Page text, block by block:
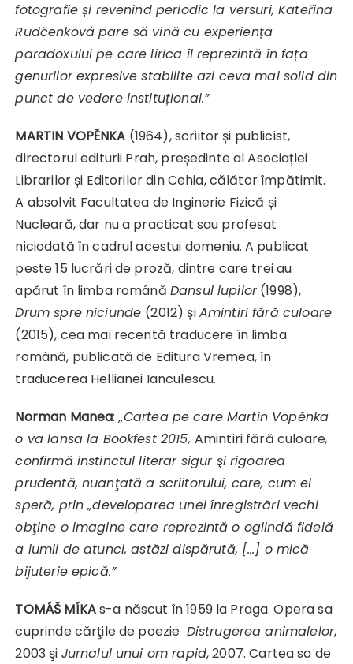
fotografie și revenind periodic la versuri, Kateřina
Rudčenkovápare să vină cu experiența
paradoxului pe care lirica îl reprezintă în fața
genurilor expresive stabilite azi ceva mai solid din
punct de vedere instituțional.”
MARTIN VOPĚNKA (1964), scriitor și publicist,
directorul editurii Prah, președinte al Asociației
Librarilor și Editorilor din Cehia, călător împătimit.
A absolvit Facultatea de Inginerie Fizică și
Nucleară, dar nu a practicat sau profesat
niciodată în cadrul acestui domeniu. A publicat
peste 15 lucrări de proză, dintre care trei au
apărut în limba română Dansul lupilor(1998),
Drum spre niciunde (2012) șiAmintiri fără culoare
(2015), cea mai recentă traducere în limba
română, publicată de Editura Vremea, în
traducerea Hellianei Ianculescu.
Norman Manea:„Cartea pe careMartin Vopěnka
o va lansa la Bookfest 2015, Amintiri fără culoare,
confirmă instinctul literar sigur şi rigoarea
prudentă, nuanţată a scriitorului, care, cum el
speră, prin „developarea unei înregistrări vechi
obţine o imagine care reprezintă o oglindă fidelă
a lumii de atunci, astăzi dispărută, […] o mică
bijuterie epică.”
TOMÁŠ MÍKAs-a născut în 1959 la Praga. Opera sa
cuprinde cărţile de poezie Distrugerea animalelor,
2003 şi Jurnalul unui om rapid, 2007. Cartea sa de